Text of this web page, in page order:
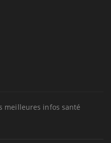
meilleures infos santé